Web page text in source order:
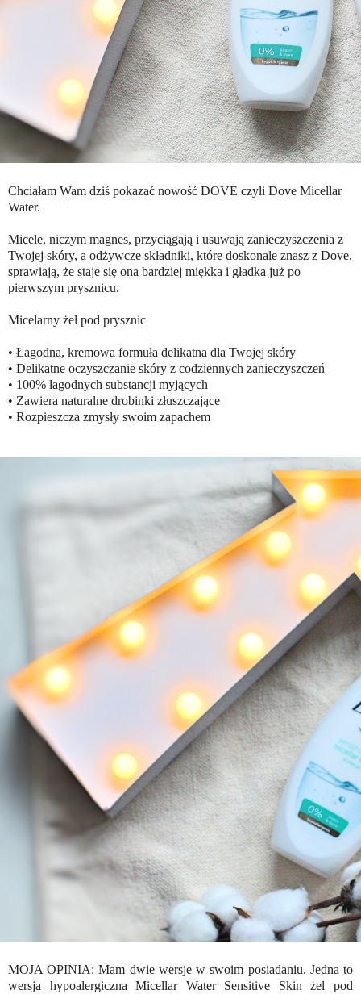
Chciałam Wam dziś pokazać nowość DOVE czyli Dove Micellar
Water.
Micele, niczym magnes, przyciągają i usuwają zanieczyszczenia z
Twojej skóry, a odżywcze składniki, które doskonale znasz z Dove,
sprawiają, że staje się ona bardziej miękka i gładka już po
pierwszym prysznicu.
Micelarny żel pod prysznic
• Łagodna, kremowa formuła delikatna dla Twojej skóry
• Delikatne oczyszczanie skóry z codziennych zanieczyszczeń
• 100% łagodnych substancji myjących
• Zawiera naturalne drobinki złuszczające
• Rozpieszcza zmysły swoim zapachem
MOJA OPINIA: Mam dwie wersje w swoim posiadaniu. Jedna to
wersja hypoalergiczna Micellar Water Sensitive Skin żel pod